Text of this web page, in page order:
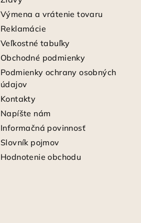
Výmena a vrátenie tovaru
Reklamácie
Veľkostné tabuľky
Obchodné podmienky
Podmienky ochrany osobných
údajov
Kontakty
Napíšte nám
Informačná povinnosť
Slovník pojmov
Hodnotenie obchodu